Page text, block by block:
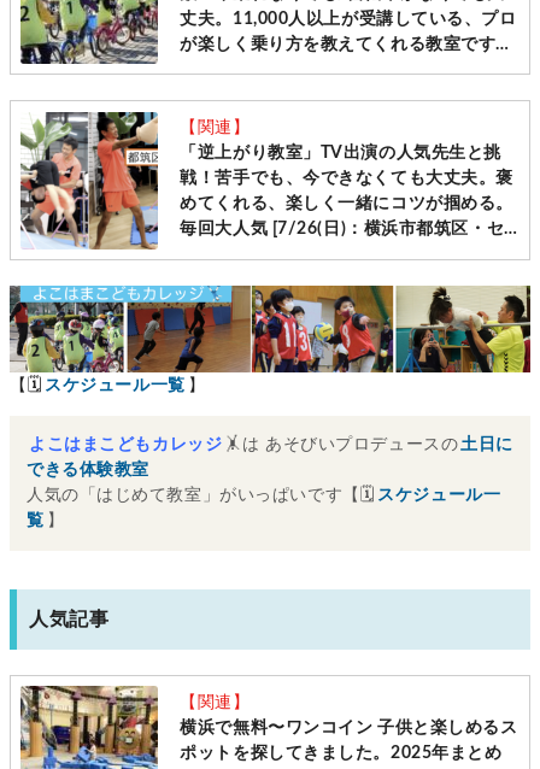
丈夫。11,000人以上が受講している、プロ
が楽しく乗り方を教えてくれる教室です
【関連】
「逆上がり教室」TV出演の人気先生と挑
戦！苦手でも、今できなくても大丈夫。褒
めてくれる、楽しく一緒にコツが掴める。
毎回大人気 [7/26(日)：横浜市都筑区・セ
【🗓 スケジュール一覧 】
よこはまこどもカレッジ 🤸は あそびいプロデュースの 土日に
できる体験教室
人気の「はじめて教室」がいっぱいです【🗓 スケジュール一
覧 】
人気記事
【関連】
横浜で無料〜ワンコイン 子供と楽しめるス
ポットを探してきました。2025年まとめ